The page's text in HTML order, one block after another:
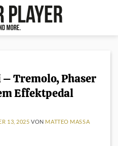
Tremolo, Phaser
Effektpedal
13, 2025 VON MATTEO MASSA